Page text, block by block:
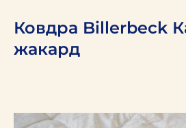
Ковдра Billerbeck
жакард